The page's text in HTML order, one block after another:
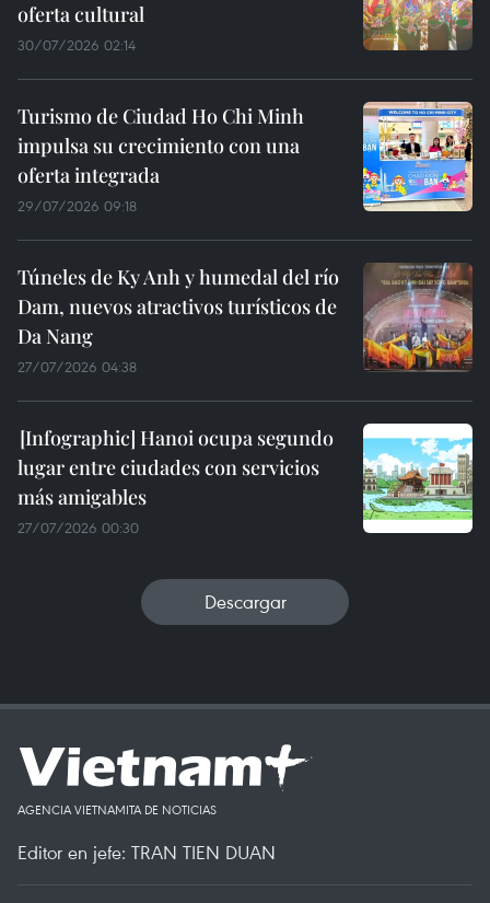
oferta cultural
30/07/2026 02:14
Turismo de Ciudad Ho Chi Minh
impulsa su crecimiento con una
oferta integrada
29/07/2026 09:18
Túneles de Ky Anh y humedal del río
Dam, nuevos atractivos turísticos de
Da Nang
27/07/2026 04:38
Hanoi ocupa segundo
lugar entre ciudades con servicios
más amigables
27/07/2026 00:30
Descargar
AGENCIA VIETNAMITA DE NOTICIAS
Editor en jefe: TRAN TIEN DUAN